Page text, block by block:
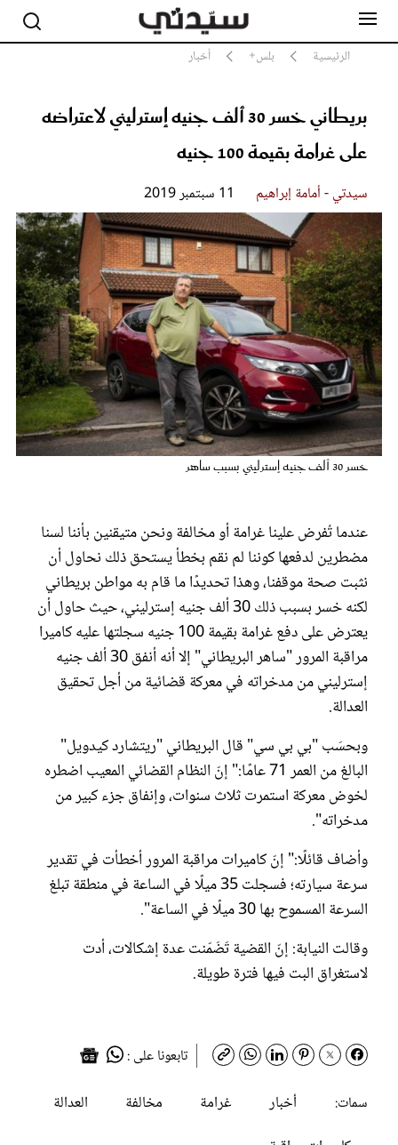
الرئيسية بلس+ أخبار
بريطاني خسر 30 ألف جنيه إسترليني لاعتراضه
على غرامة بقيمة 100 جنيه
سيدتي - أمامة إبراهيم 11 سبتمبر 2019
خسر 30 ألف جنيه إسترليني بسبب ساهر
عندما تُفرض علينا غرامة أو مخالفة ونحن متيقنين بأننا لسنا
مضطرين لدفعها كوننا لم نقم بخطأ يستحق ذلك نحاول أن
نثبت صحة موقفنا، وهذا تحديدًا ما قام به مواطن بريطاني
لكنه خسر بسبب ذلك 30 ألف جنيه إسترليني، حيث حاول أن
يعترض على دفع غرامة بقيمة 100 جنيه سجلتها عليه كاميرا
مراقبة المرور "ساهر البريطاني" إلا أنه أنفق 30 ألف جنيه
إسترليني من مدخراته في معركة قضائية من أجل تحقيق
العدالة.
وبحسَب "بي بي سي" قال البريطاني "ريتشارد كيدويل"
البالغ من العمر 71 عامًا:" إنّ النظام القضائي المعيب اضطره
لخوض معركة استمرت ثلاث سنوات، وإنفاق جزء كبير من
مدخراته".
وأضاف قائلًا:" إنّ كاميرات مراقبة المرور أخطأت في تقدير
سرعة سيارته؛ فسجلت 35 ميلًا في الساعة في منطقة تبلغ
السرعة المسموح بها 30 ميلًا في الساعة".
وقالت النيابة: إنّ القضية تَضَمّنت عدة إشكالات، أدت
لاستغراق البت فيها فترة طويلة.
تابعونا على :
سمات:
أخبار غرامة مخالفة
العدالة
مشاهير
أناقة
جمال
صحة ورشاقة
سيدتي وطفلك
لايف ستايل
بلس+
فيديو
مطبخ سيدتي
مقالات الرأي
ستايل
تقارير
عروس سيدتي
مجلة سيدتي